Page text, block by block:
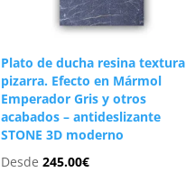
Plato de ducha resina textura
pizarra. Efecto en Mármol
Emperador Gris y otros
acabados – antideslizante
STONE 3D moderno
Desde 245.00€